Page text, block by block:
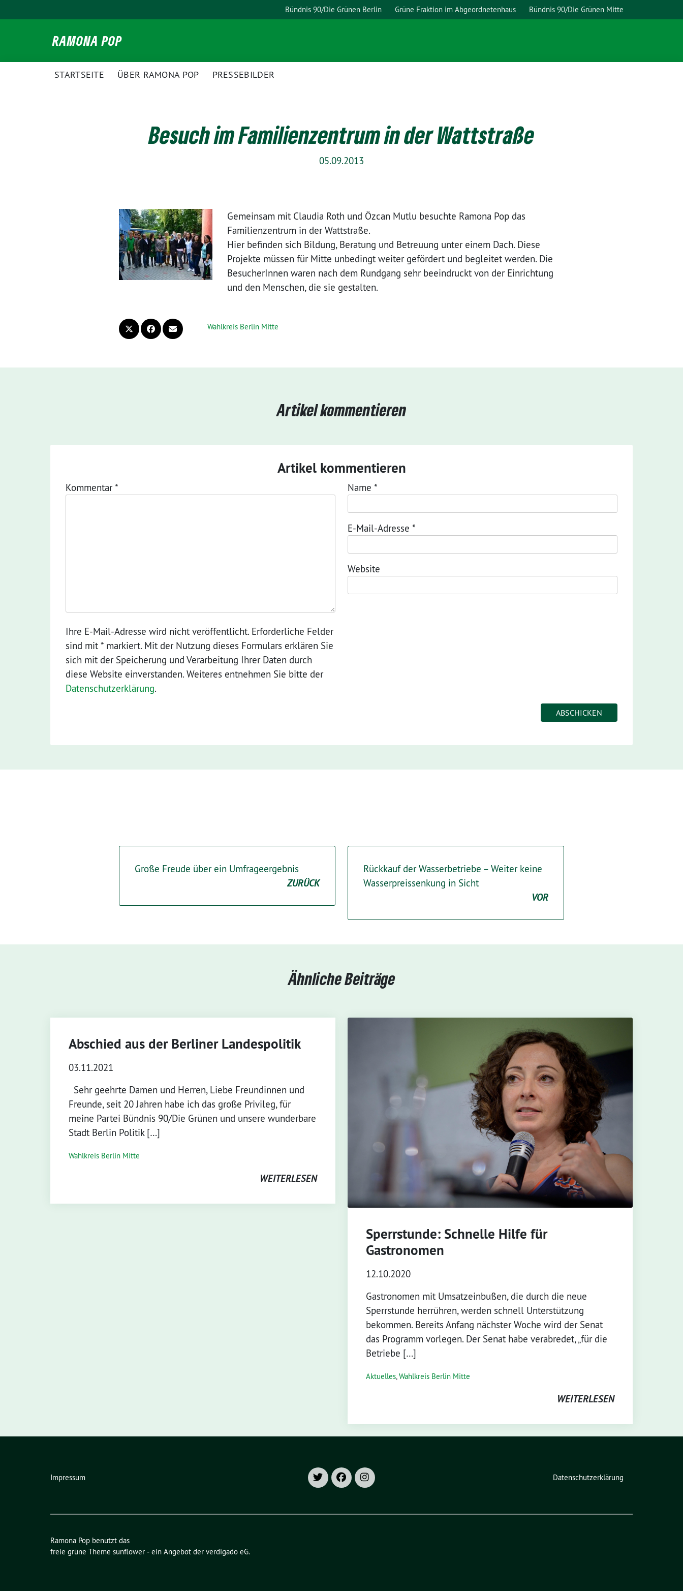
zum
Bündnis 90/Die Grünen Berlin Grüne Fraktion im Abgeordnetenhaus Bündnis 90/Die Grünen Mitte
RAMONA POP
STARTSEITE ÜBER RAMONA POP PRESSEBILDER
Besuch im Familienzentrum in der Wattstraße
05.09.2013
Gemeinsam mit Claudia Roth und Özcan Mutlu besuchte Ramona Pop das
Familienzentrum in der Wattstraße.
Hier befinden sich Bildung, Beratung und Betreuung unter einem Dach. Diese
Projekte müssen für Mitte unbedingt weiter gefördert und begleitet werden. Die
BesucherInnen waren nach dem Rundgang sehr beeindruckt von der Einrichtung
und den Menschen, die sie gestalten.
Wahlkreis Berlin Mitte
Artikel kommentieren
Artikel kommentieren
Kommentar*
Ihre E-Mail-Adresse wird nicht veröffentlicht. Erforderliche Felder
sind mit * markiert. Mit der Nutzung dieses Formulars erklären Sie
sich mit der Speicherung und Verarbeitung Ihrer Daten durch
diese Website einverstanden. Weiteres entnehmen Sie bitte der
Datenschutzerklärung.
Name *
E-Mail-Adresse *
Website
Große Freude über ein Umfrageergebnis
ZURÜCK
Rückkauf der Wasserbetriebe – Weiter keine
Wasserpreissenkung in Sicht
VOR
Ähnliche Beiträge
Abschied aus der Berliner Landespolitik
03.11.2021
Sehr geehrte Damen und Herren, Liebe Freundinnen und
Freunde, seit 20 Jahren habe ich das große Privileg, für
meine Partei Bündnis 90/Die Grünen und unsere wunderbare
Stadt Berlin Politik […]
Wahlkreis Berlin Mitte
WEITERLESEN
Sperrstunde: Schnelle Hilfe für
Gastronomen
12.10.2020
Gastronomen mit Umsatzeinbußen, die durch die neue
Sperrstunde herrühren, werden schnell Unterstützung
bekommen. Bereits Anfang nächster Woche wird der Senat
das Programm vorlegen. Der Senat habe verabredet, „für die
Betriebe […]
Aktuelles Wahlkreis Berlin Mitte
WEITERLESEN
Impressum Datenschutzerklärung
Ramona Pop benutzt das
freie grüne Theme sunflower ‐ ein Angebot der verdigado eG.